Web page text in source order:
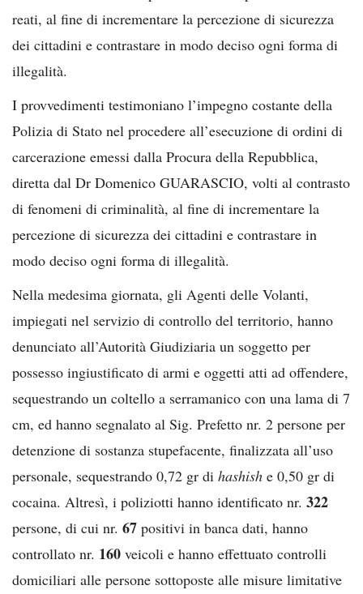
reati, al fine di incrementare la percezione di sicurezza
dei cittadini e contrastare in modo deciso ogni forma di
illegalità.
I provvedimenti testimoniano l’impegno costante della
Polizia di Stato nel procedere all’esecuzione di ordini di
carcerazione emessi dalla Procura della Repubblica,
diretta dal Dr Domenico GUARASCIO, volti al contrasto
di fenomeni di criminalità, al fine di incrementare la
percezione di sicurezza dei cittadini e contrastare in
modo deciso ogni forma di illegalità.
Nella medesima giornata, gli Agenti delle Volanti,
impiegati nel servizio di controllo del territorio, hanno
denunciato all’Autorità Giudiziaria un soggetto per
possesso ingiustificato di armi e oggetti atti ad offendere,
sequestrando un coltello a serramanico con una lama di 7
cm, ed hanno segnalato al Sig. Prefetto nr. 2 persone per
detenzione di sostanza stupefacente, finalizzata all’uso
personale, sequestrando 0,72 gr di hashish e 0,50 gr di
cocaina. Altresì, i poliziotti hanno identificato nr. 322
persone, di cui nr. 67 positivi in banca dati, hanno
controllato nr. 160 veicoli e hanno effettuato controlli
domiciliari alle persone sottoposte alle misure limitative